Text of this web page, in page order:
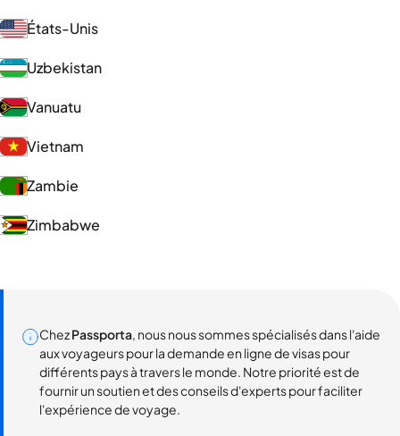
États-Unis
Uzbekistan
Vanuatu
Vietnam
Zambie
Zimbabwe
ChezPassporta, nous nous sommes spécialisés dans l'aide
aux voyageurs pour la demande en ligne de visas pour
différents pays à travers le monde. Notre priorité est de
fournir un soutien et des conseils d'experts pour faciliter
l'expérience de voyage.